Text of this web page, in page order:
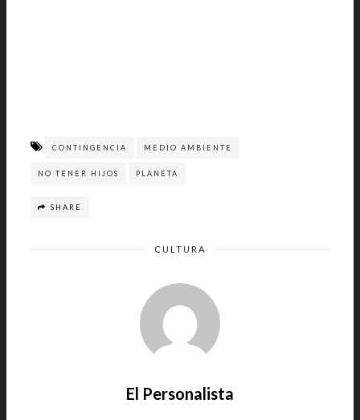
CONTINGENCIA MEDIO AMBIENTE
NO TENER HIJOS PLANETA
SHARE
CULTURA
El Personalista